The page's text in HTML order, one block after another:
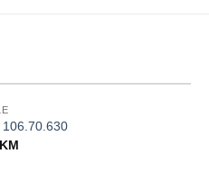
106.70.630
KM